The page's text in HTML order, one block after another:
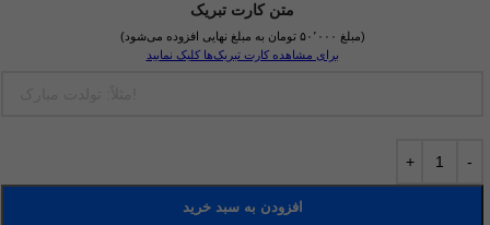
متن کارت تبریک
(مبلغ ۵۰٬۰۰۰ تومان به مبلغ نهایی افزوده می‌شود)
برای مشاهده کارت تبریک‌ها کلیک نمایید
افزودن به سبد خرید